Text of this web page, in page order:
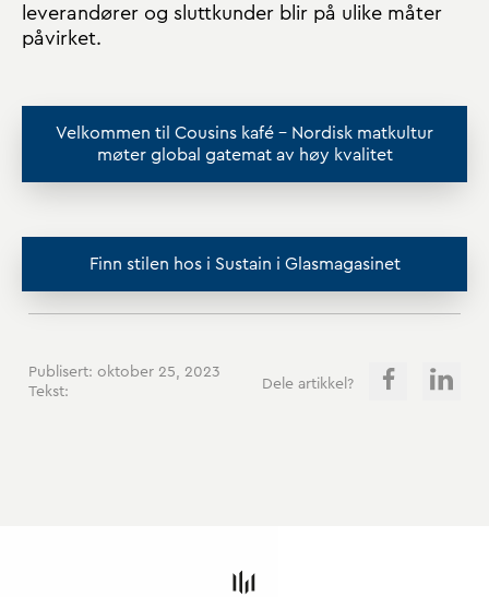
leverandører og sluttkunder blir på ulike måter
påvirket.
Velkommen til Cousins kafé – Nordisk matkultur
møter global gatemat av høy kvalitet
Finn stilen hos i Sustain i Glasmagasinet
Publisert: oktober 25, 2023
Tekst:
Dele artikkel?